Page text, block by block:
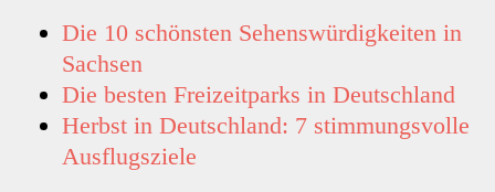
Die 10 schönsten Sehenswürdigkeiten in
Sachsen
Die besten Freizeitparks in Deutschland
Herbst in Deutschland: 7 stimmungsvolle
Ausflugsziele